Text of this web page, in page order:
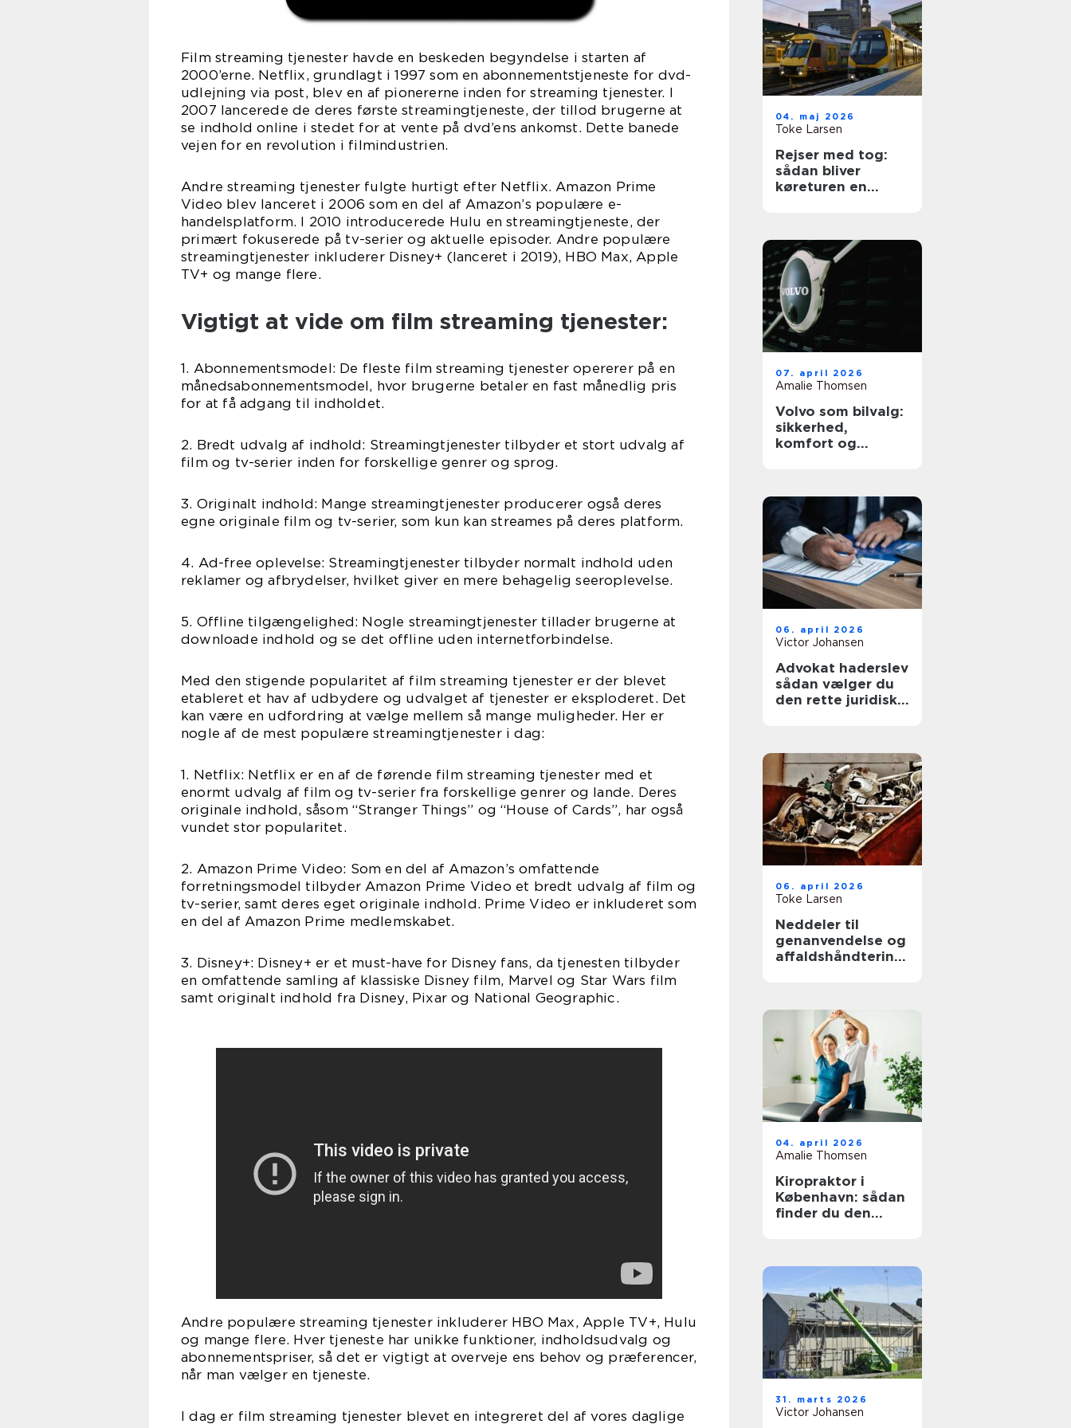
Film streaming tjenester havde en beskeden begyndelse i starten af
2000’erne. Netflix, grundlagt i 1997 som en abonnementstjeneste for dvd-
udlejning via post, blev en af pionererne inden for streaming tjenester. I
2007 lancerede de deres første streamingtjeneste, der tillod brugerne at
se indhold online i stedet for at vente på dvd’ens ankomst. Dette banede
vejen for en revolution i filmindustrien.
Andre streaming tjenester fulgte hurtigt efter Netflix. Amazon Prime
Video blev lanceret i 2006 som en del af Amazon’s populære e-
handelsplatform. I 2010 introducerede Hulu en streamingtjeneste, der
primært fokuserede på tv-serier og aktuelle episoder. Andre populære
streamingtjenester inkluderer Disney+ (lanceret i 2019), HBO Max, Apple
TV+ og mange flere.
Vigtigt at vide om film streaming tjenester:
1. Abonnementsmodel: De fleste film streaming tjenester opererer på en
månedsabonnementsmodel, hvor brugerne betaler en fast månedlig pris
for at få adgang til indholdet.
2. Bredt udvalg af indhold: Streamingtjenester tilbyder et stort udvalg af
film og tv-serier inden for forskellige genrer og sprog.
3. Originalt indhold: Mange streamingtjenester producerer også deres
egne originale film og tv-serier, som kun kan streames på deres platform.
4. Ad-free oplevelse: Streamingtjenester tilbyder normalt indhold uden
reklamer og afbrydelser, hvilket giver en mere behagelig seeroplevelse.
5. Offline tilgængelighed: Nogle streamingtjenester tillader brugerne at
downloade indhold og se det offline uden internetforbindelse.
Med den stigende popularitet af film streaming tjenester er der blevet
etableret et hav af udbydere og udvalget af tjenester er eksploderet. Det
kan være en udfordring at vælge mellem så mange muligheder. Her er
nogle af de mest populære streamingtjenester i dag:
1. Netflix: Netflix er en af de førende film streaming tjenester med et
enormt udvalg af film og tv-serier fra forskellige genrer og lande. Deres
originale indhold, såsom “Stranger Things” og “House of Cards”, har også
vundet stor popularitet.
2. Amazon Prime Video: Som en del af Amazon’s omfattende
forretningsmodel tilbyder Amazon Prime Video et bredt udvalg af film og
tv-serier, samt deres eget originale indhold. Prime Video er inkluderet som
en del af Amazon Prime medlemskabet.
3. Disney+: Disney+ er et must-have for Disney fans, da tjenesten tilbyder
en omfattende samling af klassiske Disney film, Marvel og Star Wars film
samt originalt indhold fra Disney, Pixar og National Geographic.
Andre populære streaming tjenester inkluderer HBO Max, Apple TV+, Hulu
og mange flere. Hver tjeneste har unikke funktioner, indholdsudvalg og
abonnementspriser, så det er vigtigt at overveje ens behov og præferencer,
når man vælger en tjeneste.
I dag er film streaming tjenester blevet en integreret del af vores daglige
04. maj 2026
Toke Larsen
Rejser med tog:
sådan bliver
køreturen en
07. april 2026
Amalie Thomsen
Volvo som bilvalg:
sikkerhed,
komfort og
06. april 2026
Victor Johansen
Advokat haderslev
sådan vælger du
den rette juridiske
06. april 2026
Toke Larsen
Neddeler til
genanvendelse og
affaldshåndtering:
04. april 2026
Amalie Thomsen
Kiropraktor i
København: sådan
finder du den
31. marts 2026
Victor Johansen